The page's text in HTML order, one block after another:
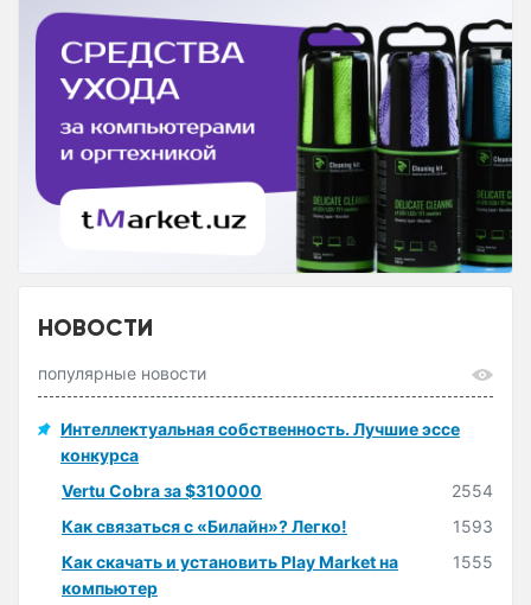
НОВОСТИ
популярные новости
Интеллектуальная собственность. Лучшие эссе
конкурса
Vertu Cobra за $310000
2554
Как связаться с «Билайн»? Легко!
1593
Как скачать и установить Play Market на
компьютер
1555